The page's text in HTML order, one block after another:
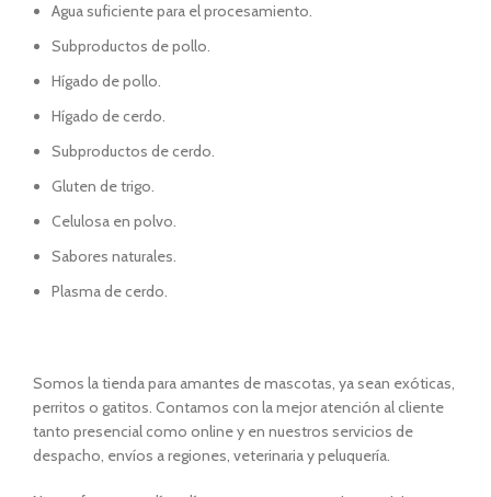
Agua suficiente para el procesamiento.
Subproductos de pollo.
Hígado de pollo.
Hígado de cerdo.
Subproductos de cerdo.
Gluten de trigo.
Celulosa en polvo.
Sabores naturales.
Plasma de cerdo.
Somos la tienda para amantes de mascotas, ya sean exóticas,
perritos o gatitos. Contamos con la mejor atención al cliente
tanto presencial como online y en nuestros servicios de
despacho, envíos a regiones, veterinaria y peluquería.